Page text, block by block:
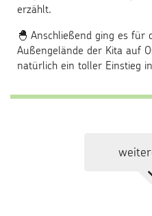
erzählt.
🐣 Anschließend ging es für
Außengelände der Kita auf
natürlich ein toller Einstieg
...